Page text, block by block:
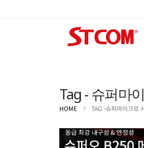
Tag - 슈퍼마
HOME TAG -슈퍼마이크로